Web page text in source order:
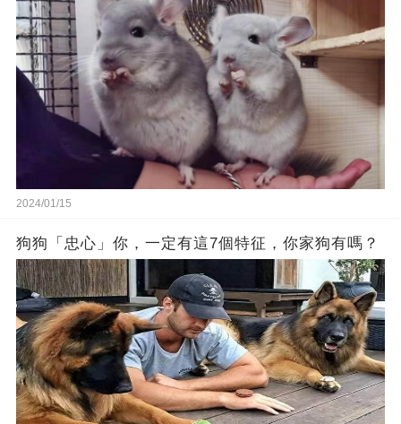
2024/01/15
狗狗「忠心」你，一定有這7個特征，你家狗有嗎？